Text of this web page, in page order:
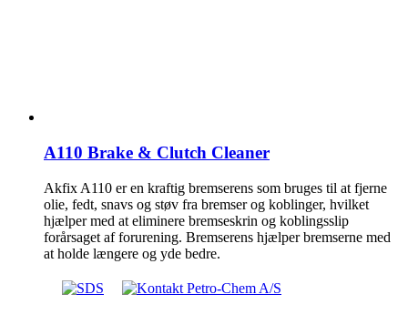
A110 Brake & Clutch Cleaner
Akfix A110 er en kraftig bremserens som bruges til at fjerne
olie, fedt, snavs og støv fra bremser og koblinger, hvilket
hjælper med at eliminere bremseskrin og koblingsslip
forårsaget af forurening. Bremserens hjælper bremserne med
at holde længere og yde bedre.